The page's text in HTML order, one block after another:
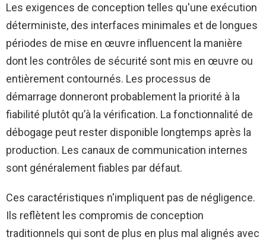
Les exigences de conception telles qu'une exécution
déterministe, des interfaces minimales et de longues
périodes de mise en œuvre influencent la manière
dont les contrôles de sécurité sont mis en œuvre ou
entièrement contournés. Les processus de
démarrage donneront probablement la priorité à la
fiabilité plutôt qu’à la vérification. La fonctionnalité de
débogage peut rester disponible longtemps après la
production. Les canaux de communication internes
sont généralement fiables par défaut.
Ces caractéristiques n'impliquent pas de négligence.
Ils reflètent les compromis de conception
traditionnels qui sont de plus en plus mal alignés avec